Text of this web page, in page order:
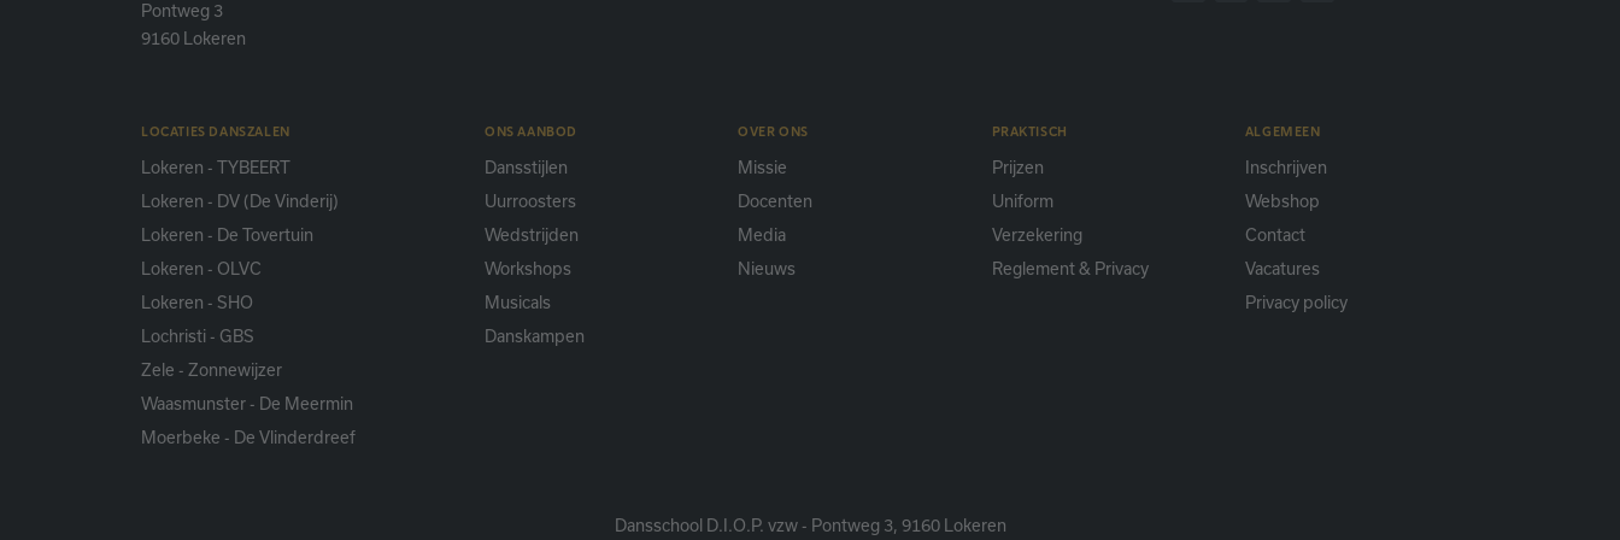
Pontweg 3
9160 Lokeren
LOCATIES DANSZALEN
Lokeren - TYBEERT
Lokeren - DV (De Vinderij)
Lokeren - De Tovertuin
Lokeren - OLVC
Lokeren - SHO
Lochristi - GBS
Zele - Zonnewijzer
Waasmunster - De Meermin
Moerbeke - De Vlinderdreef
ONS AANBOD
Dansstijlen
Uurroosters
Wedstrijden
Workshops
Musicals
Danskampen
OVER ONS
Missie
Docenten
Media
Nieuws
PRAKTISCH
Prijzen
Uniform
Verzekering
Reglement & Privacy
ALGEMEEN
Inschrijven
Webshop
Contact
Vacatures
Privacy policy
Dansschool D.I.O.P. vzw - Pontweg 3, 9160 Lokeren